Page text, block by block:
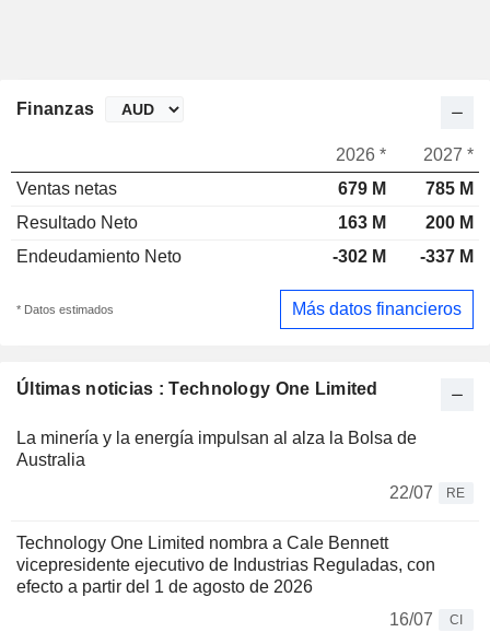
Últimas noticias : Technology One Limited
La minería y la energía impulsan al alza la Bolsa de
Australia
22/07
RE
Technology One Limited nombra a Cale Bennett
vicepresidente ejecutivo de Industrias Reguladas, con
efecto a partir del 1 de agosto de 2026
16/07
CI
Finanzas
2026 *
2027 *
Ventas netas
679 M
785 M
Resultado Neto
163 M
200 M
Endeudamiento Neto
-302 M -337 M
* Datos estimados Más datos financieros